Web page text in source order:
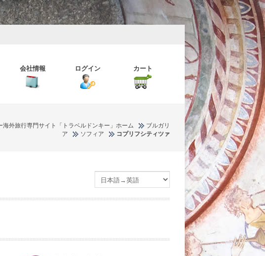
会社情報 ログイン カート
海外旅行専門サイト「トラベルドンキー」ホーム
ブルガリ
ア
ソフィア コプリフシティツァ